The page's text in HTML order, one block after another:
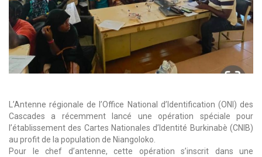
L’Antenne régionale de l’Office National d’Identification (ONI) des
Cascades a récemment lancé une opération spéciale pour
l’établissement des Cartes Nationales d’Identité Burkinabè (CNIB)
au profit de la population de Niangoloko.
Pour le chef d’antenne, cette opération s’inscrit dans une